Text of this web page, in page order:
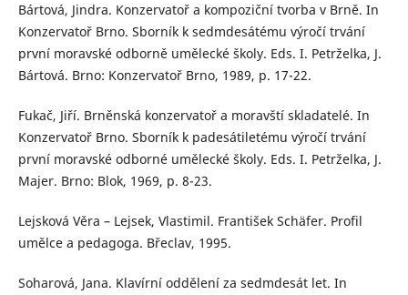
Bártová, Jindra. Konzervatoř a kompoziční tvorba v Brně. In
Konzervatoř Brno. Sborník k sedmdesátému výročí trvání
první moravské odborně umělecké školy. Eds. I. Petrželka, J.
Bártová. Brno: Konzervatoř Brno, 1989, p. 17-22.
Fukač, Jiří. Brněnská konzervatoř a moravští skladatelé. In
Konzervatoř Brno. Sborník k padesátiletému výročí trvání
první moravské odborné umělecké školy. Eds. I. Petrželka, J.
Majer. Brno: Blok, 1969, p. 8-23.
Lejsková Věra – Lejsek, Vlastimil. František Schäfer. Profil
umělce a pedagoga. Břeclav, 1995.
Soharová, Jana. Klavírní oddělení za sedmdesát let. In